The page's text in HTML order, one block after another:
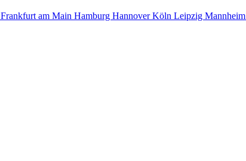
Frankfurt am Main Hamburg HannoverKöln Leipzig Mannheim